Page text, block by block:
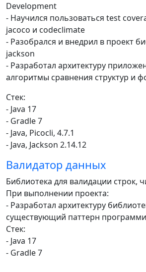
Development
- Научился пользоваться test
jacoco и codeclimate
- Разобрался и внедрил в проект
jackson
- Разработал архитектуру
алгоритмы сравнения структур и
Стек:
- Java 17
- Gradle 7
- Java, Picocli, 4.7.1
- Java, Jackson 2.14.12
Валидатор данных
Библиотека для валидации строк,
При выполнении проекта:
- Разработал архитектуру
существующий паттерн
Стек:
- Java 17
- Gradle 7